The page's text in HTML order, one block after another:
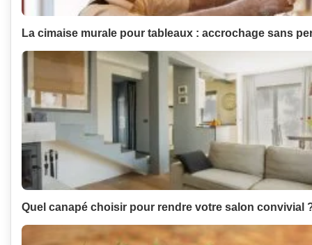
La cimaise murale pour tableaux : accrochage sans
Quel canapé choisir pour rendre votre salon convivial